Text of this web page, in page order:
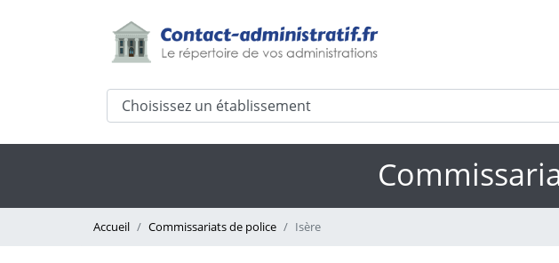
Accueil Commissariats de police Isère